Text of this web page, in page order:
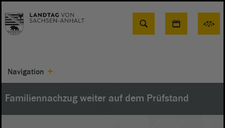
Suche
Navigation
Familiennachzug weiter auf dem Prüfstand